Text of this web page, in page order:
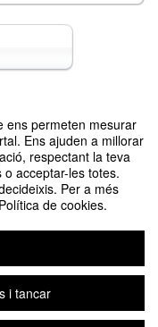
ens permeten mesurar
Ens ajuden a millorar
respectant la teva
acceptar-les totes.
Per a més
de cookies.
i tancar
en el teu lloc
2024
Moncada, i Clàudia